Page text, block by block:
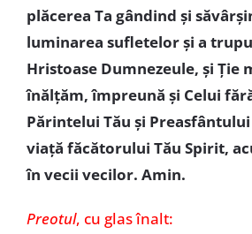
plăcerea Ta gândind şi
luminarea sufletelor şi a
Hristoase Dumnezeule, şi Ţie
înălţăm, împreună şi Celui
Părintelui Tău şi
viaţă făcătorului Tău Spirit,
în vecii vecilor. Amin.
Preotul, cu glas înalt: